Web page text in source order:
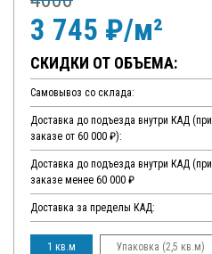
3 745 ₽/м²
СКИДКИ ОТ ОБЪЕМА:
Самовывоз со склада:
Доставка до подъезда внутри КАД (при
заказе от 60 000 ₽):
Доставка до подъезда внутри КАД (при
заказе менее 60 000 ₽
Доставка за пределы КАД:
1 кв.м Упаковка (2,5 кв.м)